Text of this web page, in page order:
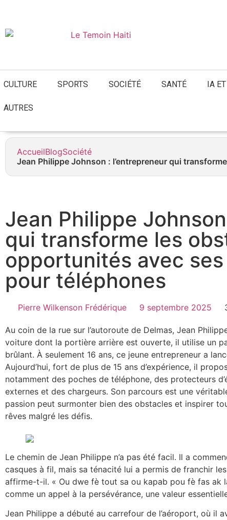
CULTURE SPORTS SOCIÉTÉ SANTÉ IA
AUTRES
AccueilBlogSociété
Jean Philippe Johnson : l’entrepreneur qui
Jean Philippe
qui transforme les
opportunités avec
pour téléphones
Pierre Wilkenson Frédérique 9 septembre 2025
Au coin de la rue sur l’autoroute de Delmas, Jean
voiture dont la portière arrière est ouverte, il utilise un
brûlant. À seulement 16 ans, ce jeune entrepreneur a
Aujourd’hui, fort de plus de 15 ans d’expérience, il
notamment des poches de téléphone, des protecteurs
externes et des chargeurs. Son parcours est une
passion peut surmonter bien des obstacles et inspirer
rêves malgré les défis.
Le chemin de Jean Philippe n’a pas été facil. Il a
casques à fil, mais sa ténacité lui a permis de franchir
affirme-t-il. « Ou dwe fè tout sa ou kapab pou fè fas ak
comme un appel à la persévérance, une valeur
Jean Philippe a débuté au carrefour de l’aéroport, où il